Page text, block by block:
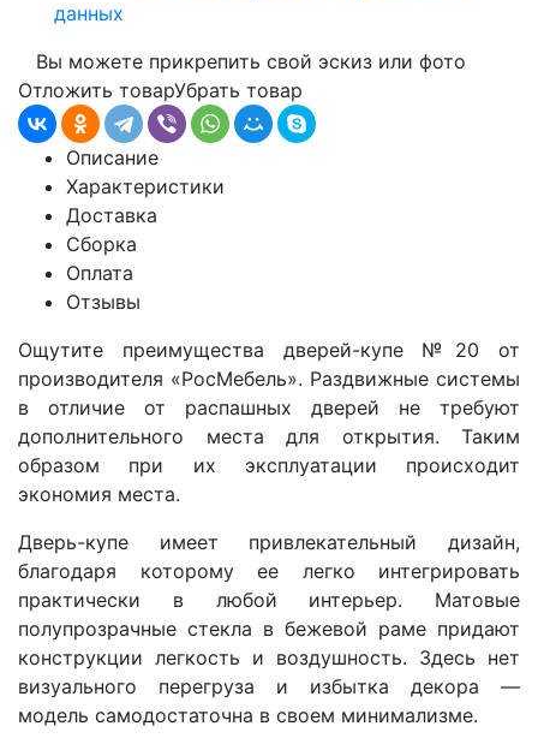
данных
Вы можете прикрепить свой эскиз или фото
Отложить товарУбрать товар
Описание
Характеристики
Доставка
Сборка
Оплата
Отзывы
Ощутите преимущества дверей-купе №20от
производителя «РосМебель». Раздвижные системы
в отличие от распашных дверей не требуют
дополнительного места для открытия. Таким
образом при их эксплуатации происходит
экономия места.
Дверь-купе имеет привлекательный дизайн,
благодаря которому ее легко интегрировать
практически в любой интерьер. Матовые
полупрозрачные стекла в бежевой раме придают
конструкции легкость и воздушность. Здесь нет
визуального перегруза и избытка декора —
модель самодостаточна в своем минимализме.